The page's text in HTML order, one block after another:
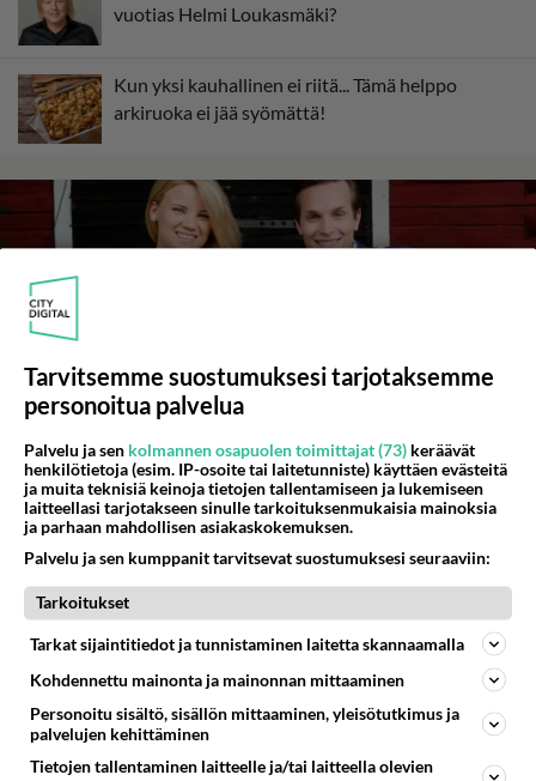
vuotias Helmi Loukasmäki?
Kun yksi kauhallinen ei riitä... Tämä helppo
arkiruoka ei jää syömättä!
Ketkä katsojien suosikkihahmot palaavat
vikassa jaksossa ruutuun? - Uusi päivä -
sarja päättyy.
Vuosia kestäneet ihmissuhdekiemurat saatetaan päätökseen,
joka voi yllättää katsojat.
Tarvitsemme suostumuksesi tarjotaksemme
personoitua palvelua
Palvelu ja sen kolmannen osapuolen toimittajat (73) keräävät
henkilötietoja (esim. IP-osoite tai laitetunniste) käyttäen evästeitä
ja muita teknisiä keinoja tietojen tallentamiseen ja lukemiseen
laitteellasi tarjotakseen sinulle tarkoituksenmukaisia mainoksia
ja parhaan mahdollisen asiakaskokemuksen.
Palvelu ja sen kumppanit tarvitsevat suostumuksesi seuraaviin:
Tarkoitukset
Tarkat sijaintitiedot ja tunnistaminen laitetta skannaamalla
Kohdennettu mainonta ja mainonnan mittaaminen
Personoitu sisältö, sisällön mittaaminen, yleisötutkimus ja
palvelujen kehittäminen
Tietojen tallentaminen laitteelle ja/tai laitteella olevien